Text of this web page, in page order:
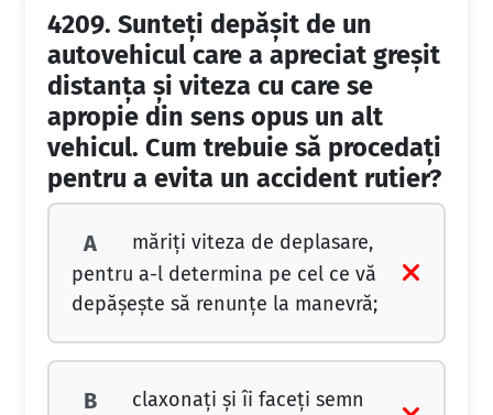
4209. Sunteți depășit de un
autovehicul care a apreciat greșit
distanța și viteza cu care se
apropie din sens opus un alt
vehicul. Cum trebuie să procedați
pentru a evita un accident rutier?
A
măriți viteza de deplasare,
pentru a-l determina pe cel ce vă
depășește să renunțe la manevră;
B
claxonați și îi faceți semn